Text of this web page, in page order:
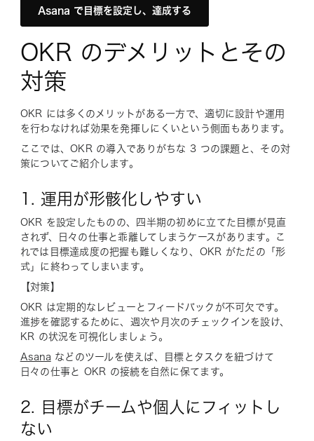
Asana で目標を設定し、達成する
OKR のデメリットとその
対策
OKR には多くのメリットがある一方で、適切に設計や運用
を行わなければ効果を発揮しにくいという側面もあります。
ここでは、OKR の導入でありがちな 3 つの課題と、その対
策についてご紹介します。
1. 運用が形骸化しやすい
OKR を設定したものの、四半期の初めに立てた目標が見直
されず、日々の仕事と乖離してしまうケースがあります。こ
れでは目標達成度の把握も難しくなり、OKR がただの「形
式」に終わってしまいます。
【対策】
OKR は定期的なレビューとフィードバックが不可欠です。
進捗を確認するために、週次や月次のチェックインを設け、
KR の状況を可視化しましょう。
Asana などのツールを使えば、目標とタスクを紐づけて
日々の仕事と OKR の接続を自然に保てます。
2. 目標がチームや個人にフィットし
ない